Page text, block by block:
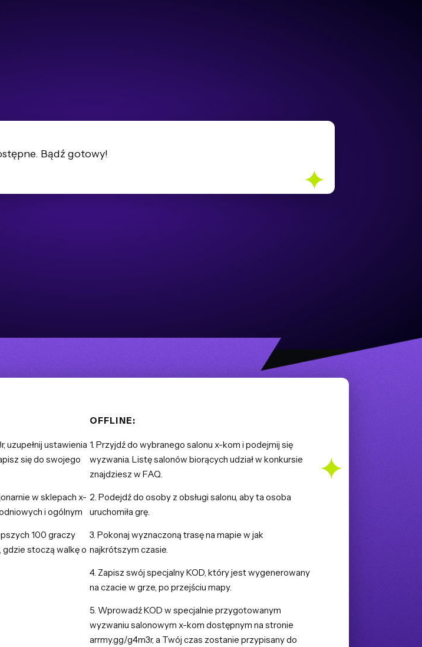
Bądź gotowy!
uzupełnij ustawienia
się do swojego
w sklepach x-
i ogólnym
100 graczy
gdzie stoczą walkę o
OFFLINE:
1. Przyjdź do wybranego salonu x-kom i podejmij się
wyzwania. Listę salonów biorących udział w konkursie
znajdziesz w FAQ.
2. Podejdź do osoby z obsługi salonu, aby ta osoba
uruchomiła grę.
3. Pokonaj wyznaczoną trasę na mapie w jak
najkrótszym czasie.
4. Zapisz swój specjalny KOD, który jest wygenerowany
na czacie w grze, po przejściu mapy.
5. Wprowadź KOD w specjalnie przygotowanym
wyzwaniu salonowym x-kom dostępnym na stronie
arrmy.gg/g4m3r, a Twój czas zostanie przypisany do